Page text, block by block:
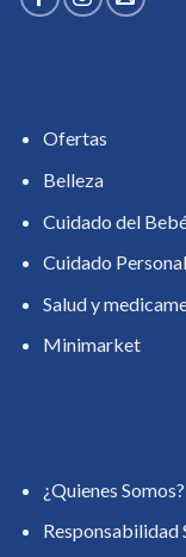
Ofertas
Belleza
Cuidado del
Cuidado Personal
Salud y
Minimarket
¿Quienes Somos?
Responsabilidad